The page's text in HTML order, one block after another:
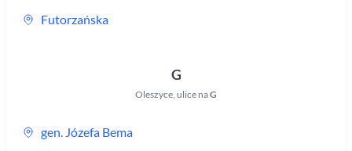
Futorzańska
G
Oleszyce, ulice naG
gen. Józefa Bema